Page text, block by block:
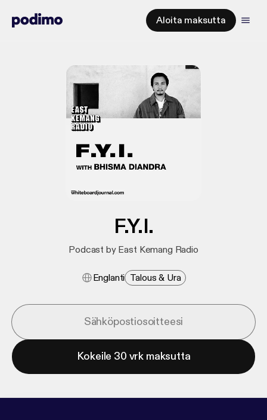
Aloita maksutta
F.Y.I.
Podcast by East Kemang Radio
Englanti Talous & Ura
Kokeile 30 vrk maksutta